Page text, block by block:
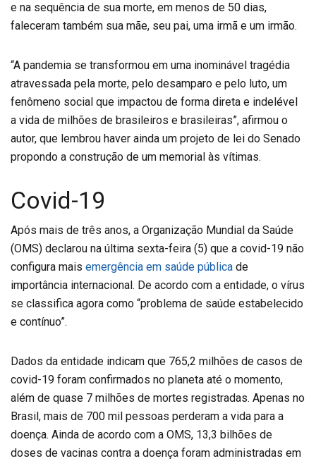
e na sequência de sua morte, em menos de 50 dias,
faleceram também sua mãe, seu pai, uma irmã e um irmão.
“A pandemia se transformou em uma inominável tragédia
atravessada pela morte, pelo desamparo e pelo luto, um
fenômeno social que impactou de forma direta e indelével
a vida de milhões de brasileiros e brasileiras”, afirmou o
autor, que lembrou haver ainda um projeto de lei do Senado
propondo a construção de um memorial às vítimas.
Covid-19
Após mais de três anos, a Organização Mundial da Saúde
(OMS) declarou na última sexta-feira (5) que a covid-19 não
configura mais emergência em saúde pública de
importância internacional. De acordo com a entidade, o vírus
se classifica agora como “problema de saúde estabelecido
e contínuo”.
Dados da entidade indicam que 765,2 milhões de casos de
covid-19 foram confirmados no planeta até o momento,
além de quase 7 milhões de mortes registradas. Apenas no
Brasil, mais de 700 mil pessoas perderam a vida para a
doença. Ainda de acordo com a OMS, 13,3 bilhões de
doses de vacinas contra a doença foram administradas em